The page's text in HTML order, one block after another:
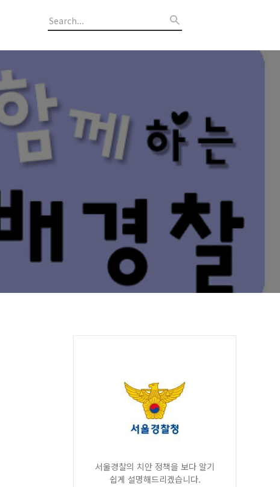
서울경찰의 치안 정책을 보다 알기
쉽게 설명해드리겠습니다.